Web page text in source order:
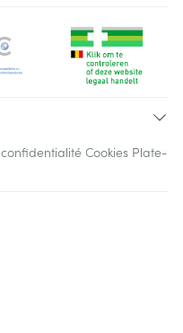
Cookies Plate-